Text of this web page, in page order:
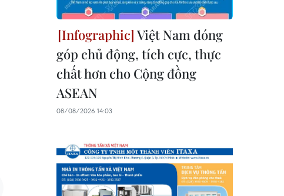
Việt Nam đóng
góp chủ động, tích cực, thực
chất hơn cho Cộng đồng
ASEAN
08/08/2026 14:03